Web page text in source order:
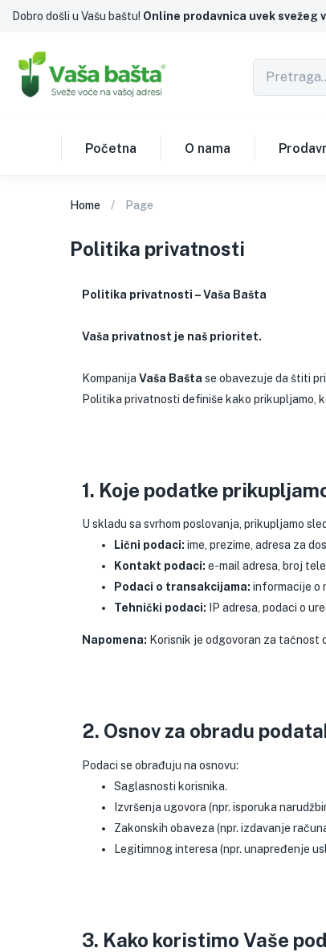
Dobro došli u Vašu baštu! Online prodavnica uvek svežeg
Početna O nama
Home Page
Politika privatnosti
Politika privatnosti – Vaša Bašta
Vaša privatnost je naš prioritet.
Kompanija Vaša Bašta se obavezuje da štiti
Politika privatnosti definiše kako prikupljamo,
1. Koje podatke
U skladu sa svrhom poslovanja, prikupljamo
Lični podaci: ime, prezime, adresa za
Kontakt podaci: e-mail adresa, broj
Podaci o transakcijama: informacije o
Tehnički podaci: IP adresa, podaci o
Napomena: Korisnik je odgovoran za tačnost
2. Osnov za obradu
Podaci se obrađuju na osnovu:
Saglasnosti korisnika.
Izvršenja ugovora (npr. isporuka
Zakonskih obaveza (npr. izdavanje
Legitimnog interesa (npr. unapređenje
3. Kako koristimo Vaše